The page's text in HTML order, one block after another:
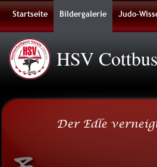
Startseite Bildergalerie Judo-
HSV
Der Edle